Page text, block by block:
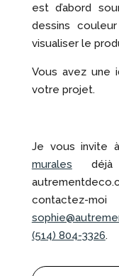
est d’abord
dessins
visualiser le
Vous avez une
votre projet.
Je vous invite
murales déjà
(514) 804-3326.